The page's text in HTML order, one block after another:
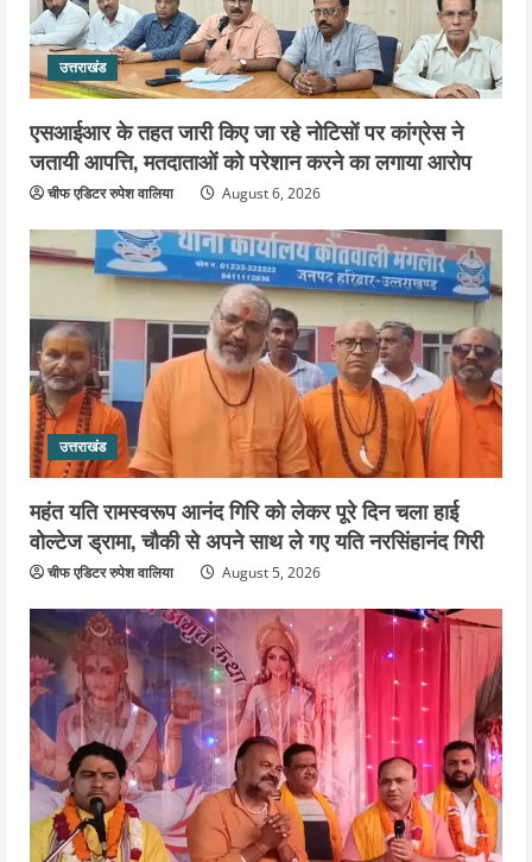
उत्तराखंड
एसआईआर के तहत जारी किए जा रहे नोटिसों पर कांग्रेस ने
जतायी आपत्ति, मतदाताओं को परेशान करने का लगाया आरोप
चीफ एडिटर रुपेश वालिया August 6, 2026
उत्तराखंड
महंत यति रामस्वरूप आनंद गिरि को लेकर पूरे दिन चला हाई
वोल्टेज ड्रामा, चौकी से अपने साथ ले गए यति नरसिंहानंद गिरी
चीफ एडिटर रुपेश वालिया August 5, 2026